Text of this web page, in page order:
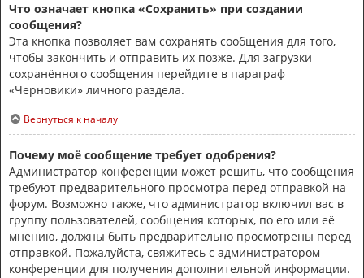
Что означает кнопка «Сохранить» при создании
сообщения?
Эта кнопка позволяет вам сохранять сообщения для того,
чтобы закончить и отправить их позже. Для загрузки
сохранённого сообщения перейдите в параграф
«Черновики» личного раздела.
Вернуться к началу
Почему моё сообщение требует одобрения?
Администратор конференции может решить, что сообщения
требуют предварительного просмотра перед отправкой на
форум. Возможно также, что администратор включил вас в
группу пользователей, сообщения которых, по его или её
мнению, должны быть предварительно просмотрены перед
отправкой. Пожалуйста, свяжитесь с администратором
конференции для получения дополнительной информации.